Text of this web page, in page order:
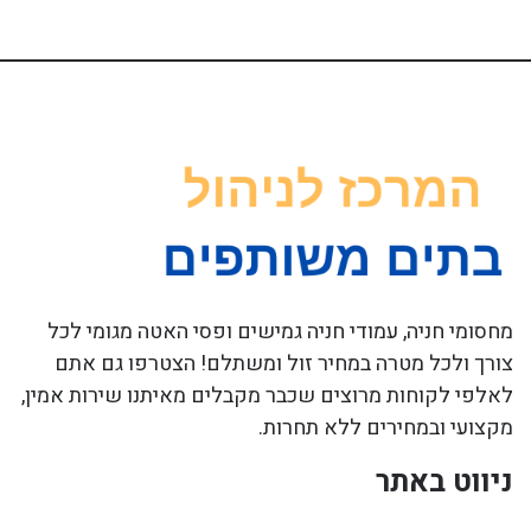
מחסומי חניה, עמודי חניה גמישים ופסי האטה מגומי לכל
צורך ולכל מטרה במחיר זול ומשתלם! הצטרפו גם אתם
לאלפי לקוחות מרוצים שכבר מקבלים מאיתנו שירות אמין,
מקצועי ובמחירים ללא תחרות.
ניווט באתר